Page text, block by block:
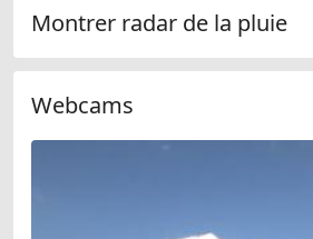
Montrer radar de la pluie
Webcams